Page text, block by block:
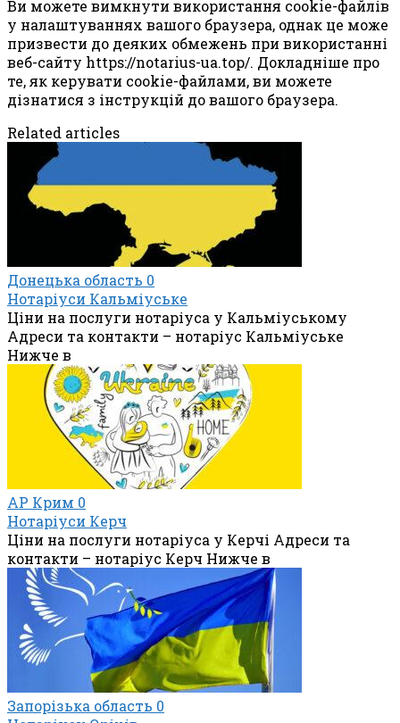
Ви можете вимкнути використання cookie-файлів
у налаштуваннях вашого браузера, однак це може
призвести до деяких обмежень при використанні
веб-сайту https://notarius-ua.top/. Докладніше про
те, як керувати cookie-файлами, ви можете
дізнатися з інструкцій до вашого браузера.
Related articles
Донецька область 0
Нотаріуси Кальміуське
Ціни на послуги нотаріуса у Кальміуському
Адреси та контакти – нотаріус Кальміуське
Нижче в
АР Крим 0
Нотаріуси Керч
Ціни на послуги нотаріуса у Керчі Адреси та
контакти – нотаріус Керч Нижче в
Запорізька область 0